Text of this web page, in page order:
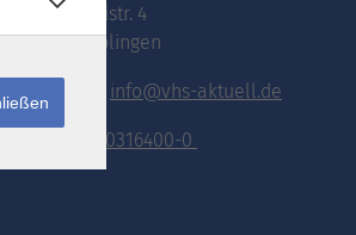
Pestalozzistr. 4
71032 Böblingen
info@vhs-aktuell.de
070316400-0